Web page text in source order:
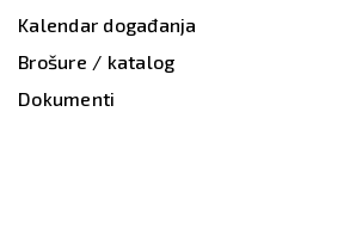
Kalendar događanja
Brošure / katalog
Dokumenti